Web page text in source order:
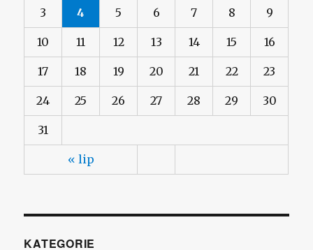
« lip
3 4 5 6 7 8 9
10 11 12 13 14 15 16
17 18 19 20 21 22 23
24 25 26 27 28 29 30
31
KATEGORIE